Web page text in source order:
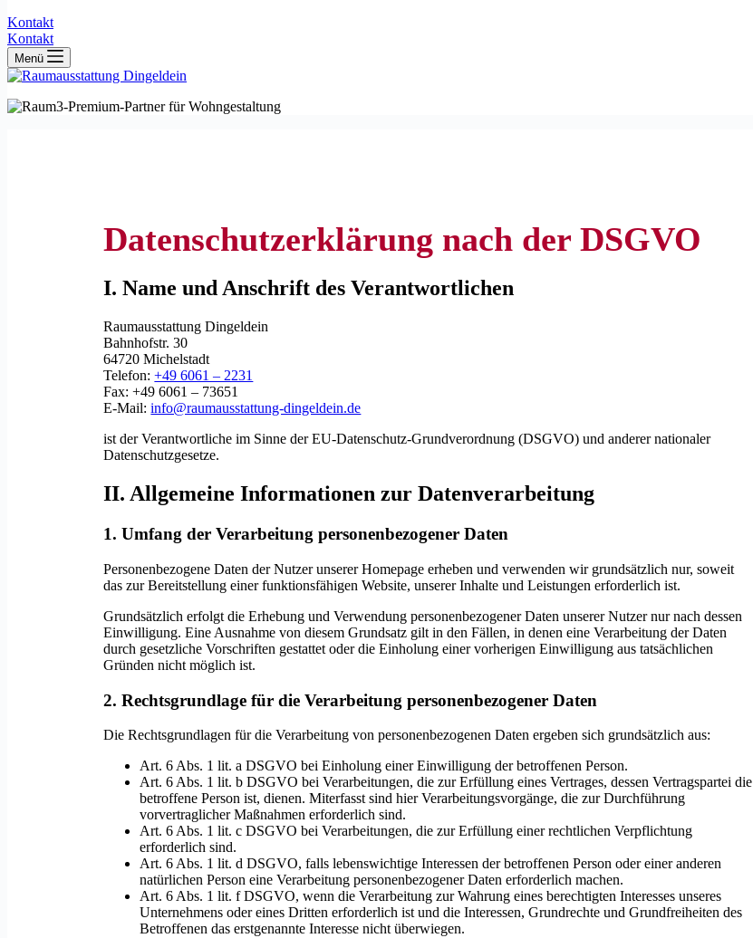
Kontakt
Kontakt
Menü
Datenschutzerklärung nach der DSGVO
I. Name und Anschrift des Verantwortlichen
Raumausstattung Dingeldein
Bahnhofstr. 30
64720 Michelstadt
Telefon:+49 6061 – 2231
Fax: +49 6061 – 73651
E-Mail:info@raumausstattung-dingeldein.de
ist der Verantwortliche im Sinne der EU-Datenschutz-Grundverordnung (DSGVO) und anderer nationaler
Datenschutzgesetze.
II. Allgemeine Informationen zur Datenverarbeitung
1. Umfang der Verarbeitung personenbezogener Daten
Personenbezogene Daten der Nutzer unserer Homepage erheben und verwenden wir grundsätzlich nur, soweit
das zur Bereitstellung einer funktionsfähigen Website, unserer Inhalte und Leistungen erforderlich ist.
Grundsätzlich erfolgt die Erhebung und Verwendung personenbezogener Daten unserer Nutzer nur nach dessen
Einwilligung. Eine Ausnahme von diesem Grundsatz gilt in den Fällen, in denen eine Verarbeitung der Daten
durch gesetzliche Vorschriften gestattet oder die Einholung einer vorherigen Einwilligung aus tatsächlichen
Gründen nicht möglich ist.
2. Rechtsgrundlage für die Verarbeitung personenbezogener Daten
Die Rechtsgrundlagen für die Verarbeitung von personenbezogenen Daten ergeben sich grundsätzlich aus:
Art. 6 Abs. 1 lit. a DSGVO bei Einholung einer Einwilligung der betroffenen Person.
Art. 6 Abs. 1 lit. b DSGVO bei Verarbeitungen, die zur Erfüllung eines Vertrages, dessen Vertragspartei die
betroffene Person ist, dienen. Miterfasst sind hier Verarbeitungsvorgänge, die zur Durchführung
vorvertraglicher Maßnahmen erforderlich sind.
Art. 6 Abs. 1 lit. c DSGVO bei Verarbeitungen, die zur Erfüllung einer rechtlichen Verpflichtung
erforderlich sind.
Art. 6 Abs. 1 lit. d DSGVO, falls lebenswichtige Interessen der betroffenen Person oder einer anderen
natürlichen Person eine Verarbeitung personenbezogener Daten erforderlich machen.
Art. 6 Abs. 1 lit. f DSGVO, wenn die Verarbeitung zur Wahrung eines berechtigten Interesses unseres
Unternehmens oder eines Dritten erforderlich ist und die Interessen, Grundrechte und Grundfreiheiten des
Betroffenen das erstgenannte Interesse nicht überwiegen.